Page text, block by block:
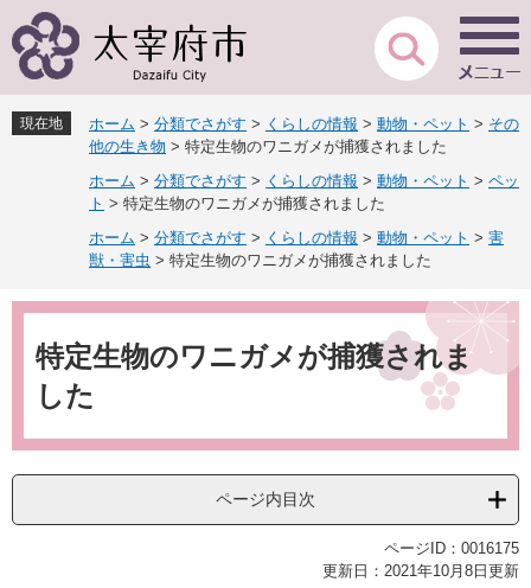
ー
先
頭
ニ
を
飛
現在地 ホーム > 分類でさがす > くらしの情報 > 動物・ペット > その
他の生き物 > 特定生物のワニガメが捕獲されました
ホーム > 分類でさがす > くらしの情報 > 動物・ペット > ペッ
ト > 特定生物のワニガメが捕獲されました
ホーム > 分類でさがす > くらしの情報 > 動物・ペット > 害
獣・害虫 > 特定生物のワニガメが捕獲されました
本
特定生物のワニガメが捕獲されま
した
ページ内目次
ページID：0016175
更新日：2021年10月8日更新